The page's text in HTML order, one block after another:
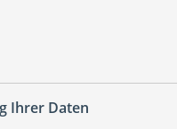
Ihrer Daten